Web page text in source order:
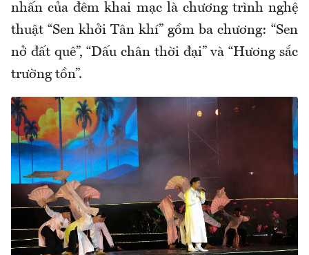
nhấn của đêm khai mạc là chương trình nghệ
thuật “Sen khởi Tân khí” gồm ba chương: “Sen
nở đất quê”, “Dấu chân thời đại” và “Hương sắc
trường tồn”.